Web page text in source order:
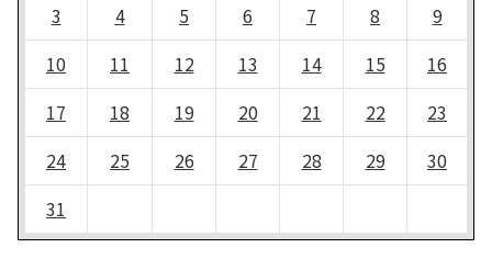
3
4 5 6 7 8
9
10
11 12 13 14 15
16
17
18 19 20 21 22
23
24
25 26 27 28 29
30
31